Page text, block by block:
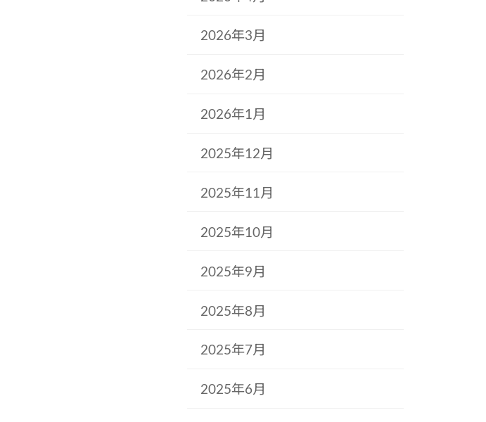
2026年3月
2026年2月
2026年1月
2025年12月
2025年11月
2025年10月
2025年9月
2025年8月
2025年7月
2025年6月